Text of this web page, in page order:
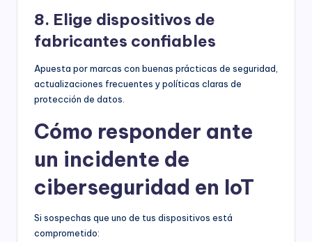
8. Elige dispositivos de
fabricantes confiables
Apuesta por marcas con buenas prácticas de seguridad,
actualizaciones frecuentes y políticas claras de
protección de datos.
Cómo responder ante
un incidente de
ciberseguridad en IoT
Si sospechas que uno de tus dispositivos está
comprometido: